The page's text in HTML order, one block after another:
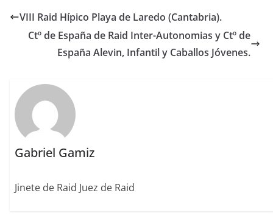
e
b
k
te
r
l e
dI
n
l re
st
p
a
rt
VIII Raid Hípico Playa de Laredo (Cantabria).
Ctº de España de Raid Inter-Autonomias y Ctº de
España Alevin, Infantil y Caballos Jóvenes.
Gabriel Gamiz
Jinete de Raid Juez de Raid